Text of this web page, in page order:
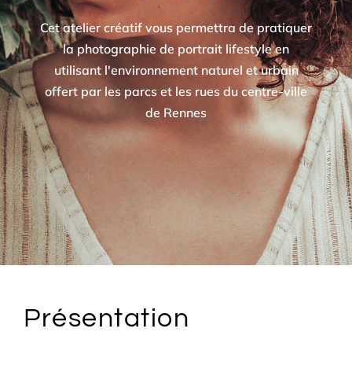
Cet atelier créatif vous permettra de pratiquer
la photographie de portrait lifestyle en
utilisant l'environnement naturel et urbain
offert par les parcs et les rues du centre-ville
de Rennes
Présentation